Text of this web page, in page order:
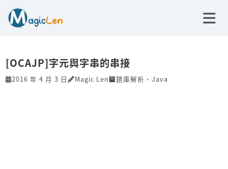
[OCAJP]字元與字串的串接
2016 年 4 月 3 日 Magic Len 題庫解析 、 Java